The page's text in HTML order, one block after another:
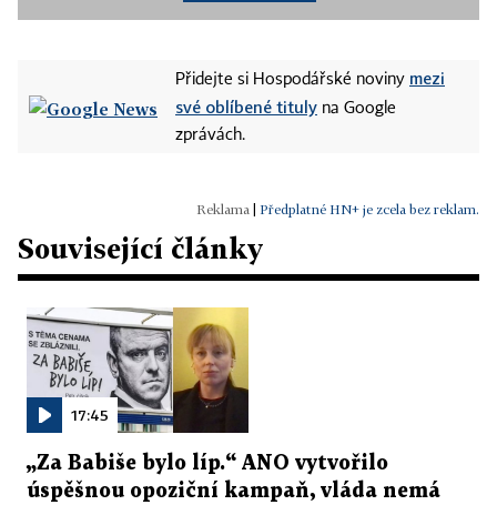
Přidejte si Hospodářské noviny mezi
své oblíbené tituly na Google
zprávách.
Předplatné HN+ je zcela bez reklam.
Související články
17:45
„Za Babiše bylo líp.“ ANO vytvořilo
úspěšnou opoziční kampaň, vláda nemá